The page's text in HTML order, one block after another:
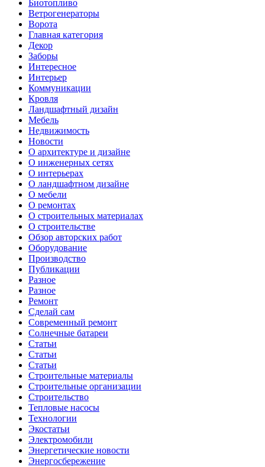
Биотопливо
Ветрогенераторы
Ворота
Главная категория
Декор
Заборы
Интересное
Интерьер
Коммуникации
Кровля
Ландшафтный дизайн
Мебель
Недвижимость
Новости
О архитектуре и дизайне
О инженерных сетях
О интерьерах
О ландшафтном дизайне
О мебели
О ремонтах
О строительных материалах
О строительстве
Обзор авторских работ
Оборудование
Производство
Публикации
Разное
Разное
Ремонт
Сделай сам
Современный ремонт
Солнечные батареи
Статьи
Статьи
Статьи
Строительные материалы
Строительные организации
Строительство
Тепловые насосы
Технологии
Экостатьи
Электромобили
Энергетические новости
Энергосбережение